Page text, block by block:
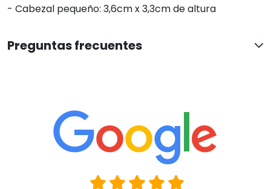
- Cabezal pequeño: 3,6cm x 3,3cm de altura
Preguntas frecuentes